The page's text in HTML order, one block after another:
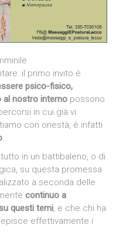
il primo invito è
psico-fisico,
al nostro interno possono
in cui già vi
con onestà, è infatti
.
in un battibaleno, o di
su questa promessa
a seconda delle
continuo a
questi temi, e che chi ha
effettivamente i